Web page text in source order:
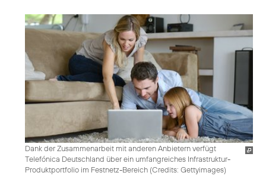
Dank der Zusammenarbeit mit anderen Anbietern verfügt
Telefónica Deutschland über ein umfangreiches Infrastruktur-
Produktportfolio im Festnetz-Bereich (Credits: Gettyimages)